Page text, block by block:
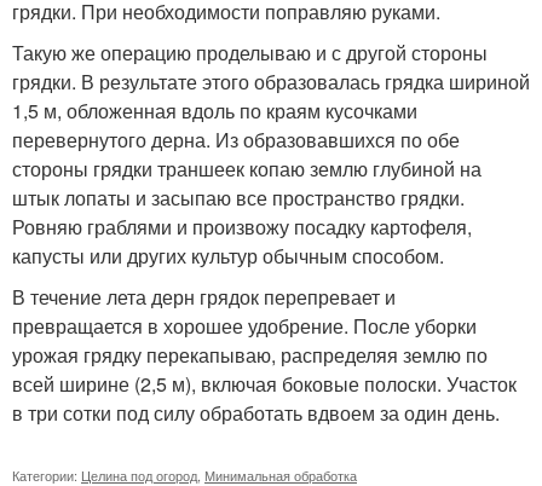
грядки. При необходимости поправляю руками.
Такую же операцию проделываю и с другой стороны
грядки. В результате этого образовалась грядка шириной
1,5 м, обложенная вдоль по краям кусочками
перевернутого дерна. Из образовавшихся по обе
стороны грядки траншеек копаю землю глубиной на
штык лопаты и засыпаю все пространство грядки.
Ровняю граблями и произвожу посадку картофеля,
капусты или других культур обычным способом.
В течение лета дерн грядок перепревает и
превращается в хорошее удобрение. После уборки
урожая грядку перекапываю, распределяя землю по
всей ширине (2,5 м), включая боковые полоски. Участок
в три сотки под силу обработать вдвоем за один день.
Категории: Целина под огород Минимальная обработка